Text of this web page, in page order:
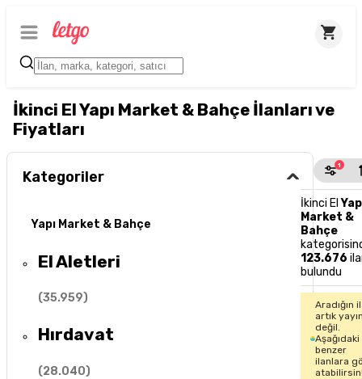
İkinci El Yapı Market & Bahçe İlanları ve
Fiyatları
Kategoriler
Yapı Market & Bahçe
El Aletleri
(35.959)
Hırdavat
(28.040)
1
İkinci El
Market &
Bahçe
123.676
bulundu
Aradığın
artık
değil.
Aşağıdaki
benzer
ilanlara